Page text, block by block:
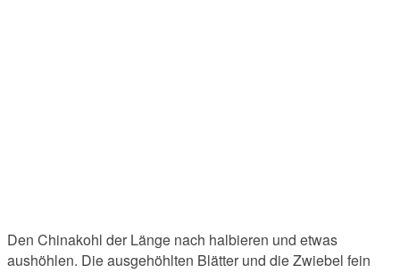
Den Chinakohl der Länge nach halbieren und etwas
aushöhlen. Die ausgehöhlten Blätter und die Zwiebel fein